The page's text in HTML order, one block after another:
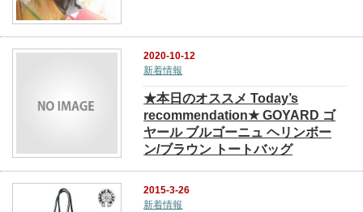
2020-10-12
新着情報
★本日のオススメ Today’s
recommendation★ GOYARD ゴ
ヤール ブルゴーニュ ヘリンボー
ン/ブラウン トートバッグ
2015-3-26
新着情報